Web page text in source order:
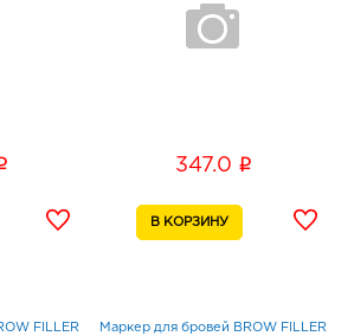
347.0 i
FILLER
Маркер для бровей BROW FILLER